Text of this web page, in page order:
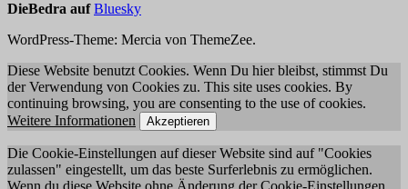
DieBedra auf Bluesky
WordPress-Theme: Mercia von ThemeZee.
Diese Website benutzt Cookies. Wenn Du hier bleibst, stimmst Du
der Verwendung von Cookies zu. This site uses cookies. By
continuing browsing, you are consenting to the use of cookies.
Weitere Informationen
Akzeptieren
Die Cookie-Einstellungen auf dieser Website sind auf "Cookies
zulassen" eingestellt, um das beste Surferlebnis zu ermöglichen.